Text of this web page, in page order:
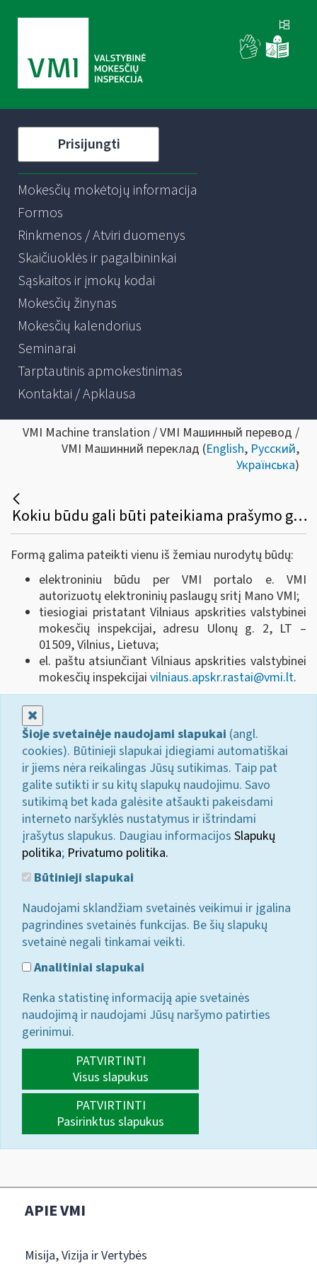
Prisijungti
Mokesčių mokėtojų informacija
Formos
Rinkmenos / Atviri duomenys
Skaičiuoklės ir pagalbininkai
Sąskaitos ir įmokų kodai
Mokesčių žinynas
Mokesčių kalendorius
Seminarai
Tarptautinis apmokestinimas
Kontaktai / Apklausa
VMI Machine translation / VMI Машинный перевод /
VMI Машинний переклад (English, Русский,
Українська)
Kokiu būdu gali būti pateikiama prašymo grąžinti PVM FR0445 forma?
Formą galima pateikti vienu iš žemiau nurodytų būdų:
elektroniniu būdu per VMI portalo e. VMI
autorizuotų elektroninių paslaugų sritį Mano VMI;
tiesiogiai pristatant Vilniaus apskrities valstybinei
mokesčių inspekcijai, adresu Ulonų g. 2, LT –
01509, Vilnius, Lietuva;
el. paštu atsiunčiant Vilniaus apskrities valstybinei
mokesčių inspekcijai vilniaus.apskr.rastai@vmi.lt.
Šioje svetainėje naudojami slapukai (angl.
cookies). Būtinieji slapukai įdiegiami automatiškai
ir jiems nėra reikalingas Jūsų sutikimas. Taip pat
galite sutikti ir su kitų slapukų naudojimu. Savo
sutikimą bet kada galėsite atšaukti pakeisdami
interneto naršyklės nustatymus ir ištrindami
įrašytus slapukus. Daugiau informacijos Slapukų
politika; Privatumo politika.
Būtinieji slapukai
Naudojami sklandžiam svetainės veikimui ir įgalina
pagrindines svetainės funkcijas. Be šių slapukų
svetainė negali tinkamai veikti.
Analitiniai slapukai
Renka statistinę informaciją apie svetainės
naudojimą ir naudojami Jūsų naršymo patirties
gerinimui.
PATVIRTINTI
Visus slapukus
PATVIRTINTI
Pasirinktus slapukus
APIE VMI
Misija, Vizija ir Vertybės